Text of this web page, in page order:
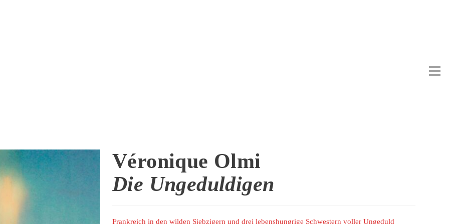
Véronique Olmi
Die Ungeduldigen
Frankreich in den wilden Siebzigern und drei lebenshungrige Schwestern voller Ungeduld